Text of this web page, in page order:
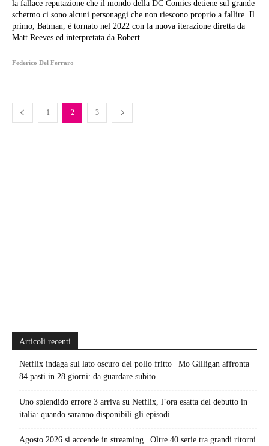
la fallace reputazione che il mondo della DC Comics detiene sul grande
schermo ci sono alcuni personaggi che non riescono proprio a fallire. Il
primo, Batman, è tornato nel 2022 con la nuova iterazione diretta da
Matt Reeves ed interpretata da Robert...
Federico Del Ferraro
1 2 3
Articoli recenti
Netflix indaga sul lato oscuro del pollo fritto | Mo Gilligan affronta
84 pasti in 28 giorni: da guardare subito
Uno splendido errore 3 arriva su Netflix, l’ora esatta del debutto in
italia: quando saranno disponibili gli episodi
Agosto 2026 si accende in streaming | Oltre 40 serie tra grandi ritorni